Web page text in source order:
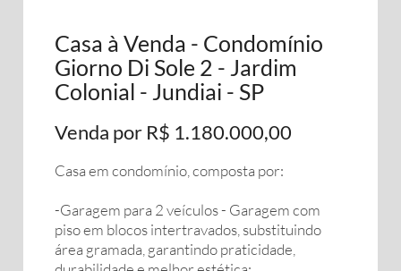
Casa à Venda - Condomínio
Giorno Di Sole 2 - Jardim
Colonial - Jundiai - SP
Venda por R$ 1.180.000,00
Casa em condomínio, composta por:
-Garagem para 2 veículos - Garagem com
piso em blocos intertravados, substituindo
área gramada, garantindo praticidade,